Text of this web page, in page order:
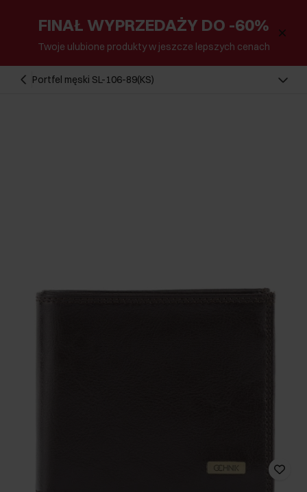
FINAŁ WYPRZEDAŻY DO -60%
Twoje ulubione produkty w jeszcze lepszych cenach
Portfel męski SL-106-89(KS)